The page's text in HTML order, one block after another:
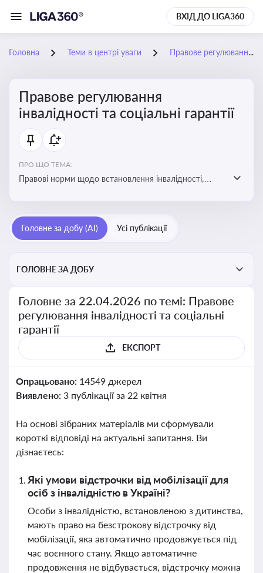
ВХІД ДО LIGA360
Головна Теми в центрі уваги Правове регулювання інвалідності та соціальні гарантії
Правове регулювання
інвалідності та соціальні гарантії
ПРО ЩО ТЕМА:
Правові норми щодо встановлення інвалідності,
Головне за добу (AI) Усі публікації
ГОЛОВНЕ ЗА ДОБУ
Головне за 22.04.2026 по темі: Правове
регулювання інвалідності та соціальні
гарантії
ЕКСПОРТ
Опрацьовано: 14549 джерел
Виявлено: 3 публікації за 22 квітня
На основі зібраних матеріалів ми сформували
короткі відповіді на актуальні запитання. Ви
дізнаєтесь:
Які умови відстрочки від мобілізації для
осіб з інвалідністю в Україні?
Особи з інвалідністю, встановленою з дитинства,
мають право на безстрокову відстрочку від
мобілізації, яка автоматично продовжується під
час воєнного стану. Якщо автоматичне
продовження не відбувається, відстрочку можна